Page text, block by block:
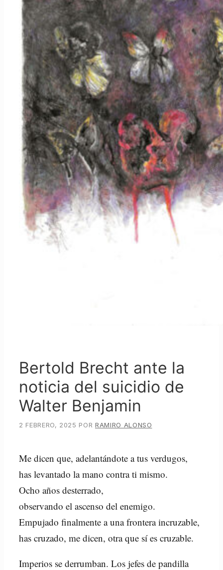
Bertold Brecht ante la
noticia del suicidio de
Walter Benjamin
2 FEBRERO, 2025 PORRAMIRO ALONSO
Me dicen que, adelantándote a tus verdugos,
has levantado la mano contra ti mismo.
Ocho años desterrado,
observando el ascenso del enemigo.
Empujado finalmente a una frontera incruzable,
has cruzado, me dicen, otra que sí es cruzable.
Imperios se derrumban. Los jefes de pandilla